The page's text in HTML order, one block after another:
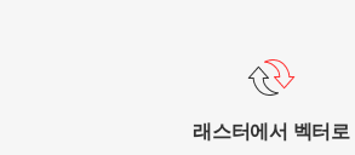
래스터에서 벡터로